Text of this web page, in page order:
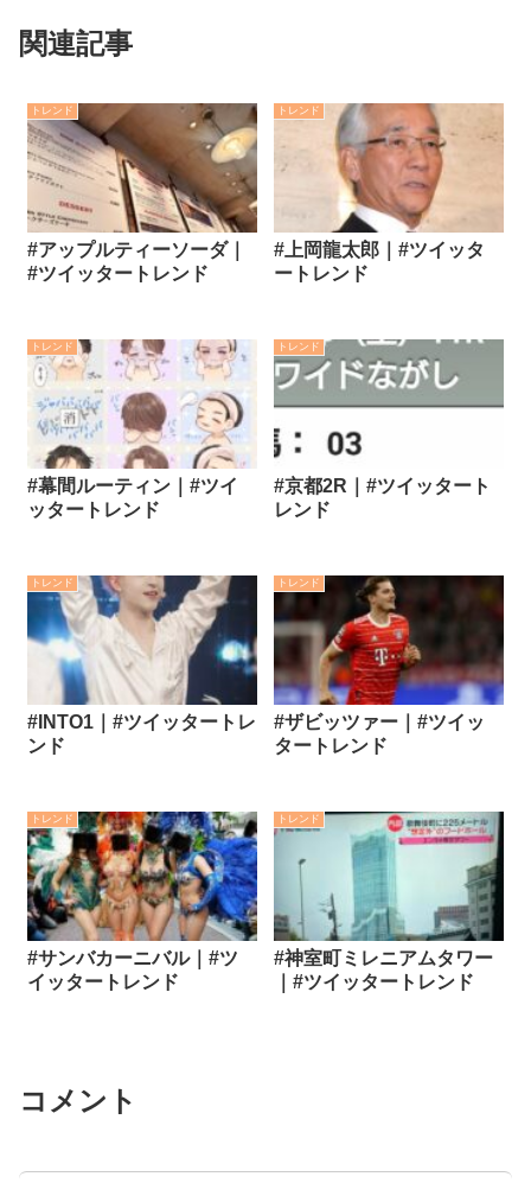
関連記事
トレンド
#アップルティーソーダ｜
#ツイッタートレンド
トレンド
#上岡龍太郎｜#ツイッタ
ートレンド
トレンド
#幕間ルーティン｜#ツイ
ッタートレンド
トレンド
#京都2R｜#ツイッタート
レンド
トレンド
#INTO1｜#ツイッタートレ
ンド
トレンド
#ザビッツァー｜#ツイッ
タートレンド
トレンド
#サンバカーニバル｜#ツ
イッタートレンド
トレンド
#神室町ミレニアムタワー
｜#ツイッタートレンド
コメント